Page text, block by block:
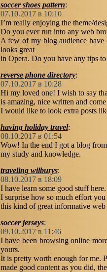
soccer shoes pattern:
07.10.2017 в 10:10
I’m really enjoying the theme/
Do you ever run into any web
A few of my blog audience
looks great
in Opera. Do you have any tips
reverse phone directory:
07.10.2017 в 10:28
Hi my loved one! I wish to say
is amazing, nice written and
I would like to look extra posts
having holiday travel:
08.10.2017 в 01:54
Wow! In the end I got a blog
my study and knowledge.
traveling wilburys:
08.10.2017 в 18:09
I have learn some good stuff
I surprise how so much effort you
this kind of great informative web
soccer jerseys:
09.10.2017 в 11:46
I have been browsing online
yours.
It is pretty worth enough for me.
made good content as you did,